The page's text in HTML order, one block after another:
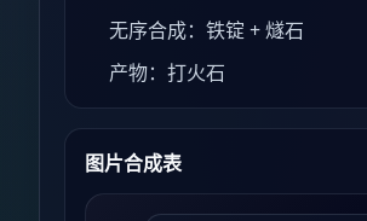
无序合成：铁锭 + 燧石
产物：打火石
图片合成表